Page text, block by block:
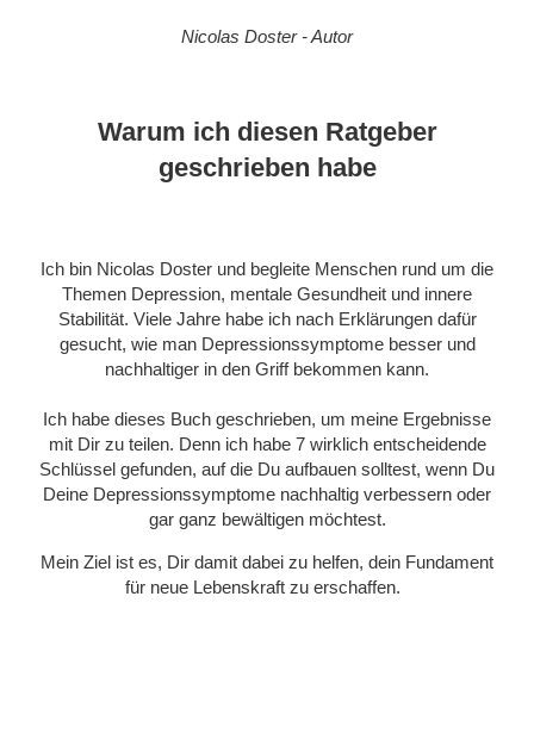
Nicolas Doster - Autor
Warum ich diesen Ratgeber
geschrieben habe
Ich bin Nicolas Doster und begleite Menschen rund um die
Themen Depression, mentale Gesundheit und innere
Stabilität. Viele Jahre habe ich nach Erklärungen dafür
gesucht, wie man Depressionssymptome besser und
nachhaltiger in den Griff bekommen kann.
Ich habe dieses Buch geschrieben, um meine Ergebnisse
mit Dir zu teilen. Denn ich habe 7 wirklich entscheidende
Schlüssel gefunden, auf die Du aufbauen solltest, wenn Du
Deine Depressionssymptome nachhaltig verbessern oder
gar ganz bewältigen möchtest.
Mein Ziel ist es, Dir damit dabei zu helfen, dein Fundament
für neue Lebenskraft zu erschaffen.